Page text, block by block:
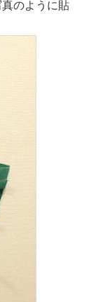
のように貼